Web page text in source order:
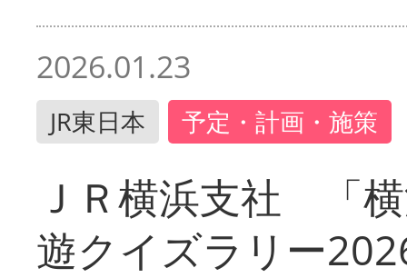
2026.01.23
JR東日本 予定・計画・施策
ＪＲ横浜支社 「
遊クイズラリー